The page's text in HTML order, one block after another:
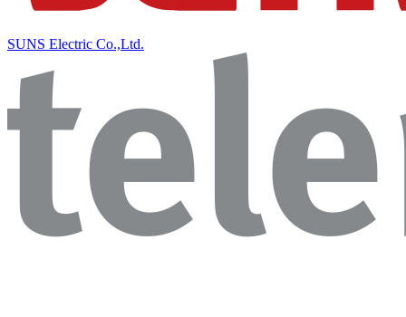
SUNS Electric Co.,Ltd.